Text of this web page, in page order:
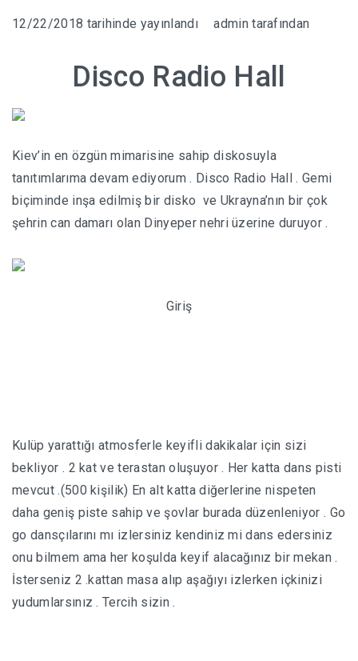
FORSAGE CLUB KIEV
COYOTE UGLY
UKRAYNA ONLINE TREN BILETI ALMA
GÜL DÜŞKÜNLÜĞÜ -101 GÜL
UKRAYNA’DA HATLARIMIZI KULLANMAK
12/22/2018 tarihinde yayınlandı admin tarafından
Disco Radio Hall
Kiev’in en özgün mimarisine sahip diskosuyla
tanıtımlarıma devam ediyorum . Disco Radio Hall . Gemi
biçiminde inşa edilmiş bir disko ve Ukrayna’nın bir çok
şehrin can damarı olan Dinyeper nehri üzerine duruyor .
Giriş
Kulüp yarattığı atmosferle keyifli dakikalar için sizi
bekliyor . 2 kat ve terastan oluşuyor . Her katta dans pisti
mevcut .(500 kişilik) En alt katta diğerlerine nispeten
daha geniş piste sahip ve şovlar burada düzenleniyor . Go
go dansçılarını mı izlersiniz kendiniz mi dans edersiniz
onu bilmem ama her koşulda keyif alacağınız bir mekan .
İsterseniz 2 .kattan masa alıp aşağıyı izlerken içkinizi
yudumlarsınız . Tercih sizin .